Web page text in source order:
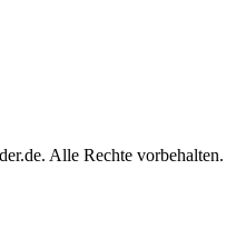
Alle Rechte vorbehalten.